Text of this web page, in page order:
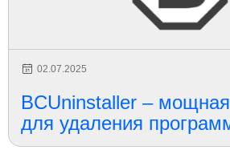
02.07.2025
BCUninstaller –
для удаления